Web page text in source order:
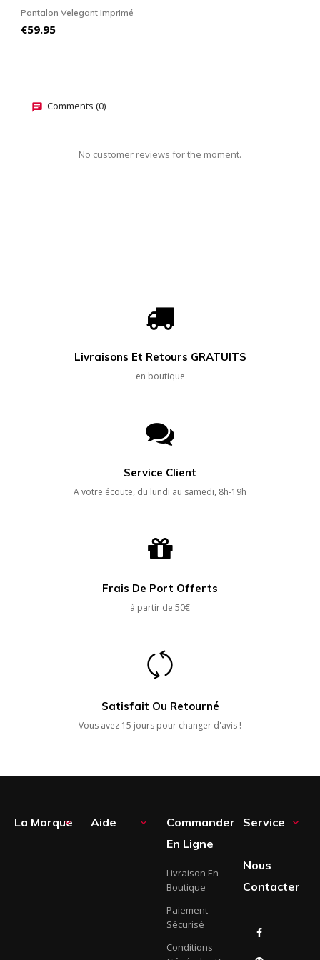
Pantalon Velegant Imprimé
Price
€59.95
Comments (0)
No customer reviews for the moment.
Livraisons Et Retours GRATUITS
en boutique
Service Client
A votre écoute, du lundi au samedi, 8h-19h
Frais De Port Offerts
à partir de 50€
Satisfait Ou Retourné
Vous avez 15 jours pour changer d'avis !
La Marque
 Aide 
Commander
En Ligne
Livraison En
Boutique
Paiement
Sécurisé
Conditions
Service 
Nous
Contacter